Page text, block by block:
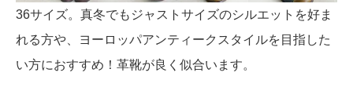
36サイズ。真冬でもジャストサイズのシルエットを好ま
れる方や、ヨーロッパアンティークスタイルを目指した
い方におすすめ！革靴が良く似合います。